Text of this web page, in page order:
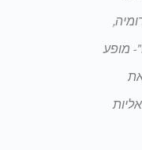
מופע